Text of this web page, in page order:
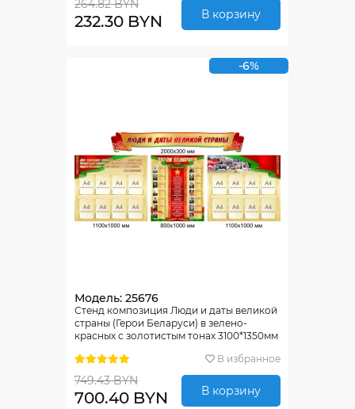
264.82 BYN
232.30 BYN В корзину
-6%
Модель: 25676
Стенд композиция Люди и даты великой
страны (Герои Беларуси) в зелено-
красных с золотистым тонах 3100*1350мм
В избранное
749.43 BYN
700.40 BYN В корзину